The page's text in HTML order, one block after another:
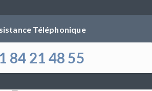
Téléphonique
84 21 48 55